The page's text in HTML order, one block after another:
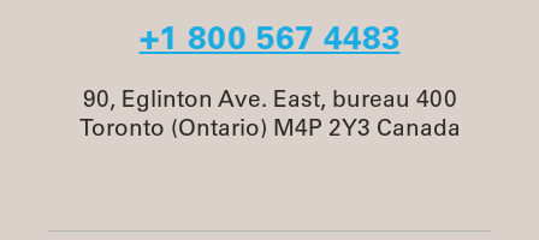
+1 800 567 4483
90, Eglinton Ave. East, bureau 400
Toronto (Ontario) M4P 2Y3 Canada